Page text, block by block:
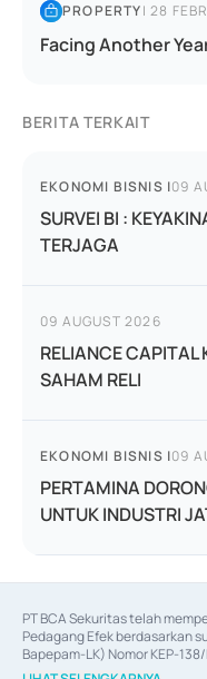
PROPERTY|28
Facing Another
BERITA TERKAIT
EKONOMI BISNIS |09
SURVEI BI :
TERJAGA
09 AUGUST 2026
RELIANCE CAPITAL
SAHAM RELI
EKONOMI BISNIS |09
PERTAMINA
UNTUK INDUSTRI
PT BCA Sekuritas telah
Pedagang Efek berdasarkan
Bapepam-LK) Nomor KEP-
06/D.04/2014 tanggal 28